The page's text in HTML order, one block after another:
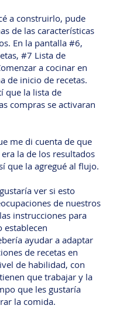
a construirlo, pude
de las características
En la pantalla #6,
#7 Lista de
a cocinar en
de inicio de recetas.
que la lista de
compras se activaran
me di cuenta de que
la de los resultados
que la agregué al flujo.
ver si esto
de nuestros
instrucciones para
establecen
ayudar a adaptar
de recetas en
de habilidad, con
que trabajar y la
que les gustaría
la comida.